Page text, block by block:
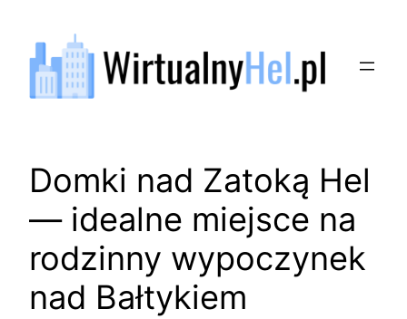
treści
Domki nad Zatoką Hel
— idealne miejsce na
rodzinny wypoczynek
nad Bałtykiem